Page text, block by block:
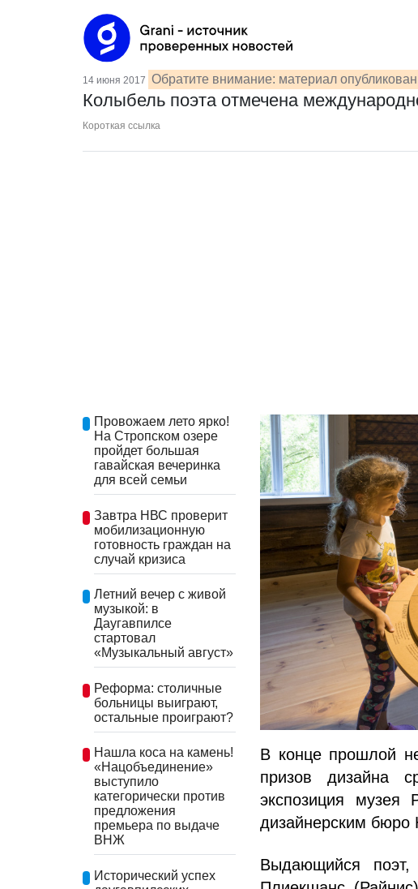
14 июня 2017 Обратите внимание: материал
Колыбель поэта отмечена
Короткая ссылка
Провожаем лето ярко!
На Стропском озере
пройдет большая
гавайская вечеринка
для всей семьи
Завтра НВС проверит
мобилизационную
готовность граждан на
случай кризиса
Летний вечер с живой
музыкой: в
Даугавпилсе
стартовал
«Музыкальный август»
Реформа: столичные
больницы выиграют,
остальные проиграют?
Нашла коса на камень!
«Нацобъединение»
выступило
категорически против
предложения
премьера по выдаче
ВНЖ
Исторический успех
В конце прошлой
призов дизайна
экспозиция музея
дизайнерским бюро
Выдающийся